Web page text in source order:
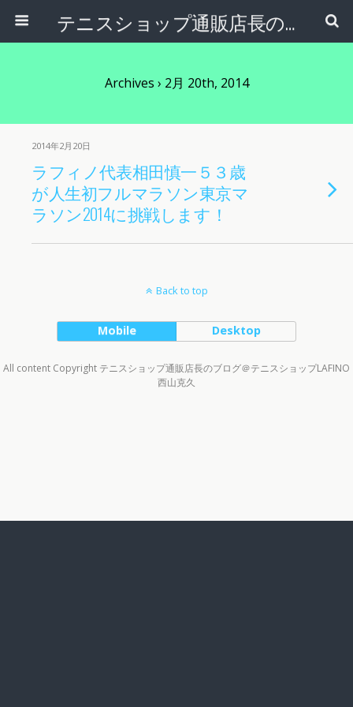
テニスショップ通販店長のブログ＠テニスショップLAFINO 西山克久
Archives › 2月 20th, 2014
2014年2月20日
ラフィノ代表相田慎一５３歳
が人生初フルマラソン東京マ
ラソン2014に挑戦します！
Back to top
Mobile Desktop
All content Copyright テニスショップ通販店長のブログ＠テニスショップLAFINO
西山克久